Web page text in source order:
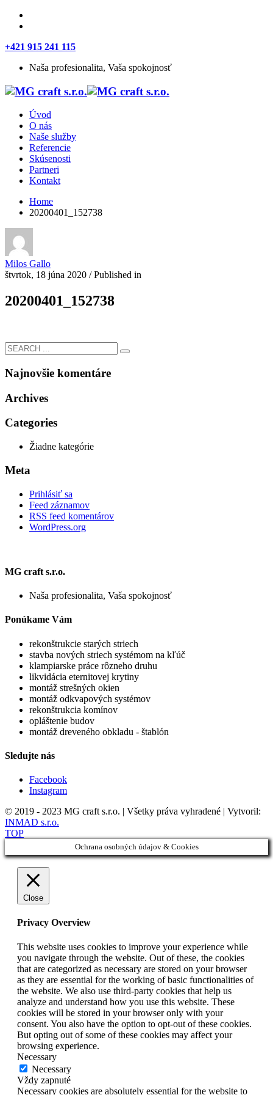
+421 915 241 115
Naša profesionalita, Vaša spokojnosť
Úvod
O nás
Naše služby
Referencie
Skúsenosti
Partneri
Kontakt
Home
20200401_152738
Milos Gallo
štvrtok, 18 júna 2020 /Published in
20200401_152738
Najnovšie komentáre
Archives
Categories
Žiadne kategórie
Meta
Prihlásiť sa
Feed záznamov
RSS feed komentárov
WordPress.org
MG craft s.r.o.
Naša profesionalita, Vaša spokojnosť
Ponúkame Vám
rekonštrukcie starých striech
stavba nových striech systémom na kľúč
klampiarske práce rôzneho druhu
likvidácia eternitovej krytiny
montáž strešných okien
montáž odkvapových systémov
rekonštrukcia komínov
opláštenie budov
montáž dreveného obkladu - štablón
Sledujte nás
Facebook
Instagram
© 2019 - 2023 MG craft s.r.o. | Všetky práva vyhradené | Vytvoril:
INMAD s.r.o.
TOP
Ochrana osobných údajov & Cookies
Close
Privacy Overview
This website uses cookies to improve your experience while
you navigate through the website. Out of these, the cookies
that are categorized as necessary are stored on your browser
as they are essential for the working of basic functionalities of
the website. We also use third-party cookies that help us
analyze and understand how you use this website. These
cookies will be stored in your browser only with your
consent. You also have the option to opt-out of these cookies.
But opting out of some of these cookies may affect your
browsing experience.
Necessary
Necessary
Vždy zapnuté
Necessary cookies are absolutely essential for the website to